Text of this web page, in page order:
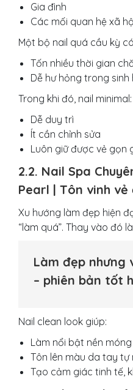
Gia đình
Các mối quan hệ xã
Một bộ nail quá cầu kỳ
Tốn nhiều thời gian
Dễ hư hỏng trong
Trong khi đó, nail minimal:
Dễ duy trì
Ít cần chỉnh sửa
Luôn giữ được vẻ gọn
2.2. Nail Spa
Pearl | Tôn vinh
Xu hướng làm đẹp hiện
“làm quá”. Thay vào đó
Làm đẹp nhưng
– phiên bản tốt
Nail clean look giúp:
Làm nổi bật nền
Tôn lên màu da tay tự
Tạo cảm giác tinh tế,